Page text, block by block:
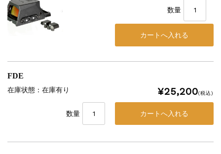
数量
FDE
在庫状態 : 在庫有り ¥25,200(税込)
数量